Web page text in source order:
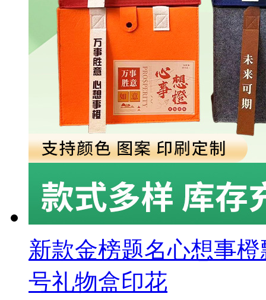
新款金榜题名心想事
号礼物盒印花